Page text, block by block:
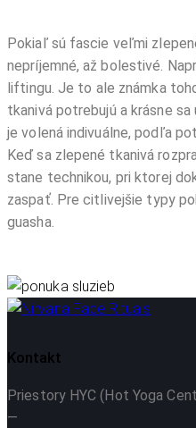
Pokiaľ sú fascie veľmi
nepríjemné, až bolestivé.
liftingu. Je to ale známka
tkanivá potrebujú a krásne
je volená indivuálne, podľa
Keď sa zlepené tkanivá
stane technikou, pri ktorej
zaspať. Pre citlivejšie typy
guasha.
Kontakt
Priestory HYC (Hot Yoga
—